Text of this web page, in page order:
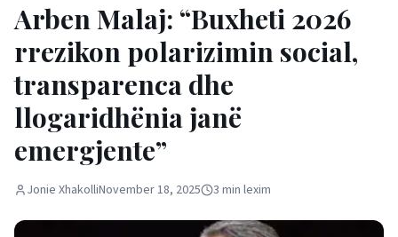
Arben Malaj: “Buxheti 2026
rrezikon polarizimin social,
transparenca dhe
llogaridhënia janë
emergjente”
Jonie XhakolliNovember 18, 2025 3 min lexim